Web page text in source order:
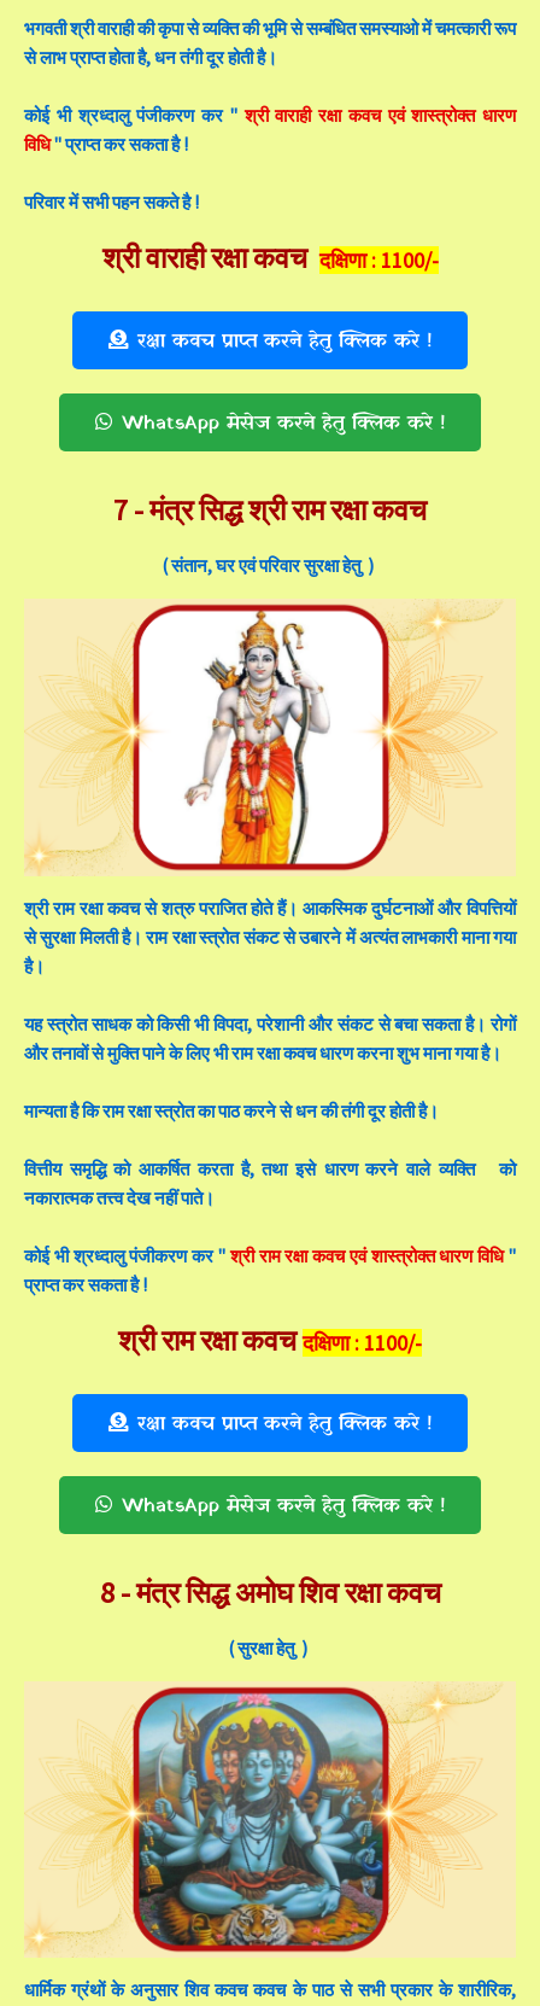
भगवती श्री वाराही की कृपा से व्यक्ति की भूमि से सम्बंधित समस्याओ में चमत्कारी रूप
से लाभ प्राप्त होता है, धन तंगी दूर होती है।
कोई भी श्रध्दालु पंजीकरण कर "श्री वाराही रक्षा कवच एवं शास्त्रोक्त धारण
विधि" प्राप्त कर सकता है !
परिवार में सभी पहन सकते है !
श्री वाराही रक्षा कवच दक्षिणा : 1100/-
रक्षा कवच प्राप्त करने हेतु क्लिक करे !
WhatsApp मेसेज करने हेतु क्लिक करे !
7 -मंत्र सिद्ध श्री राम रक्षा कवच
( संतान, घर एवं परिवार सुरक्षा हेतु )
श्री राम रक्षा कवच से शत्रु पराजित होते हैं। आकस्मिक दुर्घटनाओं और विपत्तियों
से सुरक्षा मिलती है। राम रक्षा स्त्रोत संकट से उबारने में अत्यंत लाभकारी माना गया
है।
यह स्त्रोत साधक को किसी भी विपदा, परेशानी और संकट से बचा सकता है। रोगों
और तनावों से मुक्ति पाने के लिए भी राम रक्षा कवच धारण करना शुभ माना गया है।
मान्यता है कि राम रक्षा स्त्रोत का पाठ करने से धन की तंगी दूर होती है।
वित्तीय समृद्धि को आकर्षित करता है, तथा इसे धारण करने वाले व्यक्ति को
नकारात्मक तत्त्व देख नहीं पाते।
कोई भी श्रध्दालु पंजीकरण कर "श्री राम रक्षा कवच एवं शास्त्रोक्त धारण विधि"
प्राप्त कर सकता है !
श्री राम रक्षा कवच दक्षिणा : 1100/-
रक्षा कवच प्राप्त करने हेतु क्लिक करे !
WhatsApp मेसेज करने हेतु क्लिक करे !
8 -मंत्र सिद्ध अमोघ शिव रक्षा कवच
( सुरक्षा हेतु )
धार्मिक ग्रंथों के अनुसार शिव कवच कवच के पाठ से सभी प्रकार के शारीरिक,